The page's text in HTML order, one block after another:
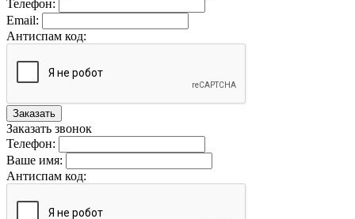
Телефон:
Email:
Антиспам код:
Заказать
Заказать звонок
Телефон:
Ваше имя:
Антиспам код: